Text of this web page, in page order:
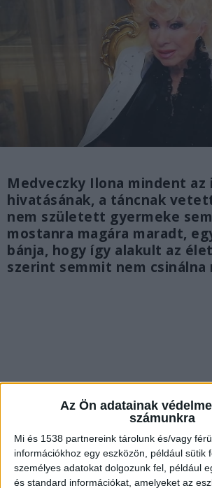
Az Ön adatainak
számunkra
Mi és 1538 partnereink tárolunk és/vagy
információkhoz egy eszközön, például sütik
személyes adatokat dolgozunk fel, például
és standard információkat, amelyeket az
Medveczky Ilona mindent
hivatásának, a táncnak
nem született gyermeke
mostanra magára maradt,
bánja, hogy így alakult az
szerint semmit nem csinálna